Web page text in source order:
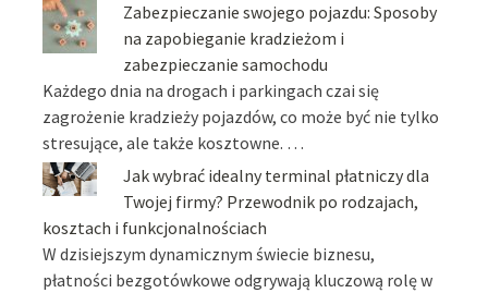
Zabezpieczanie swojego pojazdu: Sposoby
na zapobieganie kradzieżom i
zabezpieczanie samochodu
Każdego dnia na drogach i parkingach czai się
zagrożenie kradzieży pojazdów, co może być nie tylko
stresujące, ale także kosztowne. …
Jak wybrać idealny terminal płatniczy dla
Twojej firmy? Przewodnik po rodzajach,
kosztach i funkcjonalnościach
W dzisiejszym dynamicznym świecie biznesu,
płatności bezgotówkowe odgrywają kluczową rolę w